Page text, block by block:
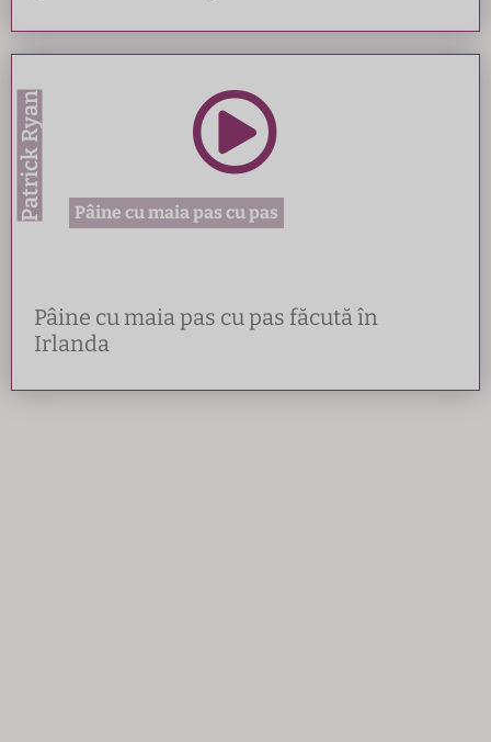
Pâine cu maia pas cu pas
Pâine cu maia pas cu pas făcută în
Irlanda
Patrick Ryan